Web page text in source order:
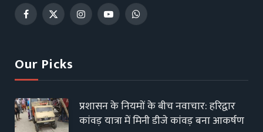
Facebook
X
InstagramYouTubeWhatsApp
Our Picks
प्रशासन के नियमों के बीच नवाचार: हरिद्वार
कांवड़ यात्रा में मिनी डीजे कांवड़ बना आकर्षण